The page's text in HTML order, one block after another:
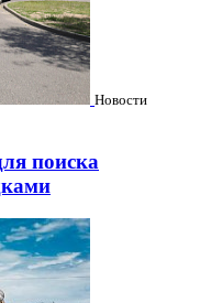
Новости
поиска